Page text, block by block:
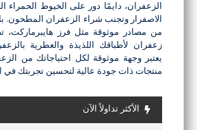
الزعفران، دايمًا دور على الخيوط الحمراء
الاصفرار وتجنب شراء الزعفران المطحون.
من مصادر موثوقة مثل فرز
زعفران لأطباقك اللذيذة والعطرية
يعتبر وجهة موثوقة لكل احتياجاتك من
منتجات ذات جودة عالية لتحسين تجربتك في
الأكثر تداولاً الآن